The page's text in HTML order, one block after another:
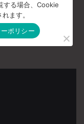
する場合、Cookie
ます。
ポリシー